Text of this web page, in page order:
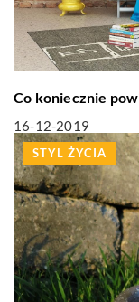
Co koniecznie
16-12-2019
STYL ŻYCIA